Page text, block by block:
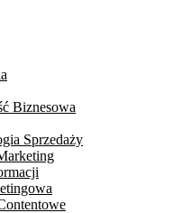
Biznesowa
Sprzedaży